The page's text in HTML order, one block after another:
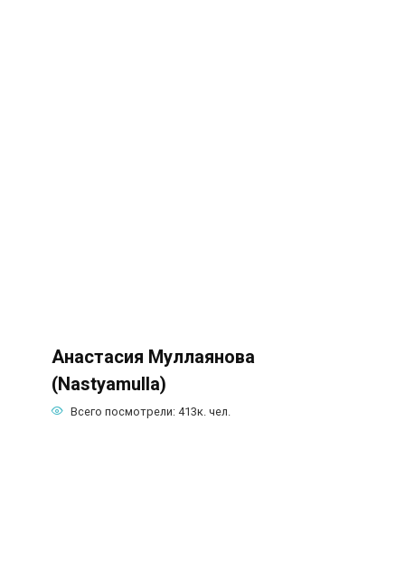
Анастасия Муллаянова
(Nastyamulla)
Всего посмотрели: 413к. чел.